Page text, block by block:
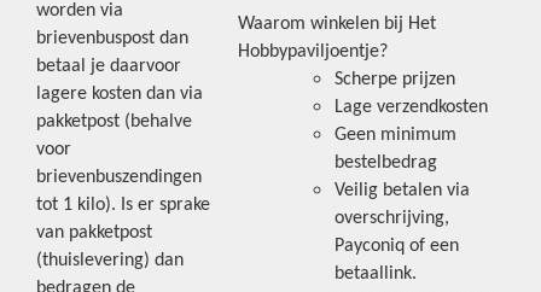
worden via
brievenbuspost dan
betaal je daarvoor
lagere kosten dan via
pakketpost (behalve
voor
brievenbuszendingen
tot 1 kilo). Is er sprake
van pakketpost
(thuislevering) dan
Waarom winkelen bij Het
Hobbypaviljoentje?
Scherpe prijzen
Lage verzendkosten
Geen minimum
bestelbedrag
Veilig betalen via
overschrijving,
Payconiq of een
betaallink.